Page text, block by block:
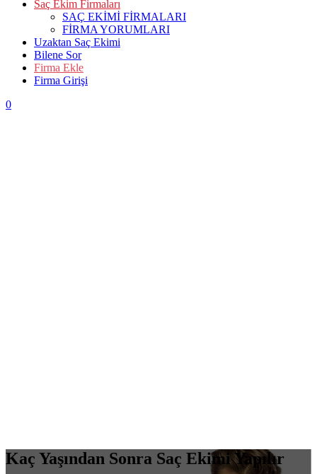
Saç Ekim Firmaları
SAÇ EKİMİ FİRMALARI
FİRMA YORUMLARI
Uzaktan Saç Ekimi
Bilene Sor
Firma Ekle
Firma Girişi
0
Kaç Yaşından Sonra Saç Ekimi Yapılır